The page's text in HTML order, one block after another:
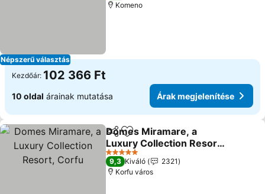
Népszerű választás
Komeno
Kezdőár: 102 366 Ft
10 oldal árainak mutatása Árak megjelenítése
Megosztás
Hozzáadás a kedvencekhez
Domes Miramare, a
Luxury Collection Resort,
Corfu
Árak megjelenítése
5 Kategória
9,3 Kiváló
2321
Korfu város